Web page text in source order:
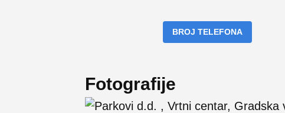
BROJ TELEFONA
Fotografije